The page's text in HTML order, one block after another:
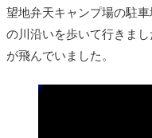
望地弁天キャンプ場の駐
の川沿いを歩いて行きま
が飛んでいました。